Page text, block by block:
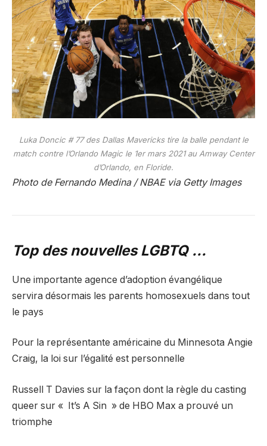
Luka Doncic # 77 des Dallas Mavericks tire la balle pendant le
match contre l’Orlando Magic le 1er mars 2021 au Amway Center
d’Orlando, en Floride.
Photo de Fernando Medina / NBAE via Getty Images
Top des nouvelles LGBTQ …
Une importante agence d’adoption évangélique
servira désormais les parents homosexuels dans tout
le pays
Pour la représentante américaine du Minnesota Angie
Craig, la loi sur l’égalité est personnelle
Russell T Davies sur la façon dont la règle du casting
queer sur « It’s A Sin » de HBO Max a prouvé un
triomphe